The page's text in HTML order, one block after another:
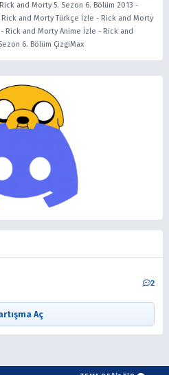
Rick and Morty 5. Sezon 6. Bölüm 2013 -
Rick and Morty Türkçe İzle - Rick and Morty
- Rick and Morty Anime İzle - Rick and
6. Bölüm ÇizgiMax
2
Aç